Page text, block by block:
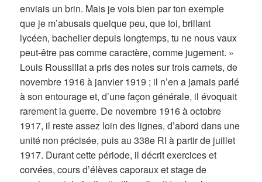
enviais un brin. Mais je vois bien par ton exemple
que je m’abusais quelque peu, que toi, brillant
lycéen, bachelier depuis longtemps, tu ne nous vaux
peut-être pas comme caractère, comme jugement. »
Louis Roussillat a pris des notes sur trois carnets, de
novembre 1916 à janvier 1919 ; il n’en a jamais parlé
à son entourage et, d’une façon générale, il évoquait
rarement la guerre. De novembre 1916 à octobre
1917, il reste assez loin des lignes, d’abord dans une
unité non précisée, puis au 338e RI à partir de juillet
1917. Durant cette période, il décrit exercices et
corvées, cours d’élèves caporaux et stage de